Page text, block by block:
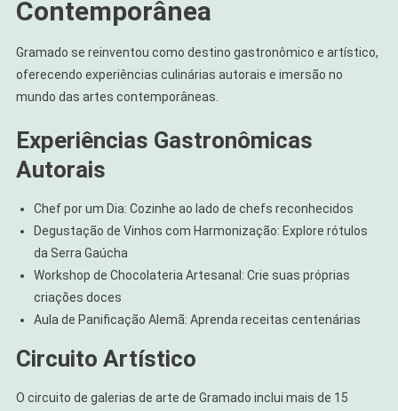
Contemporânea
Gramado se reinventou como destino gastronômico e artístico,
oferecendo experiências culinárias autorais e imersão no
mundo das artes contemporâneas.
Experiências Gastronômicas
Autorais
Chef por um Dia: Cozinhe ao lado de chefs reconhecidos
Degustação de Vinhos com Harmonização: Explore rótulos
da Serra Gaúcha
Workshop de Chocolateria Artesanal: Crie suas próprias
criações doces
Aula de Panificação Alemã: Aprenda receitas centenárias
Circuito Artístico
O circuito de galerias de arte de Gramado inclui mais de 15